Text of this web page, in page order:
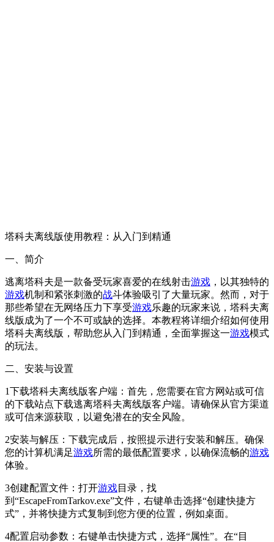
塔科夫离线版使用教程：从入门到精通
一、简介
逃离塔科夫是一款备受玩家喜爱的在线射击游戏 ，以其独特的
游戏机制和紧张刺激的战斗体验吸引了大量玩家。然而，对于
那些希望在无网络压力下享受游戏乐趣的玩家来说，塔科夫离
线版成为了一个不可或缺的选择。本教程将详细介绍如何使用
塔科夫离线版，帮助您从入门到精通，全面掌握这一游戏模式
的玩法。
二、安装与设置
1下载塔科夫离线版客户端：首先，您需要在官方网站或可信
的下载站点下载逃离塔科夫离线版客户端。请确保从官方渠道
或可信来源获取，以避免潜在的安全风险。
2安装与解压：下载完成后，按照提示进行安装和解压。确保
您的计算机满足游戏所需的最低配置要求，以确保流畅的游戏
体验。
3创建配置文件：打开游戏目录，找
到“EscapeFromTarkov.exe”文件，右键单击选择“创建快捷方
式”，并将快捷方式复制到您方便的位置，例如桌面。
4配置启动参数：右键单击快捷方式，选择“属性”。在“目